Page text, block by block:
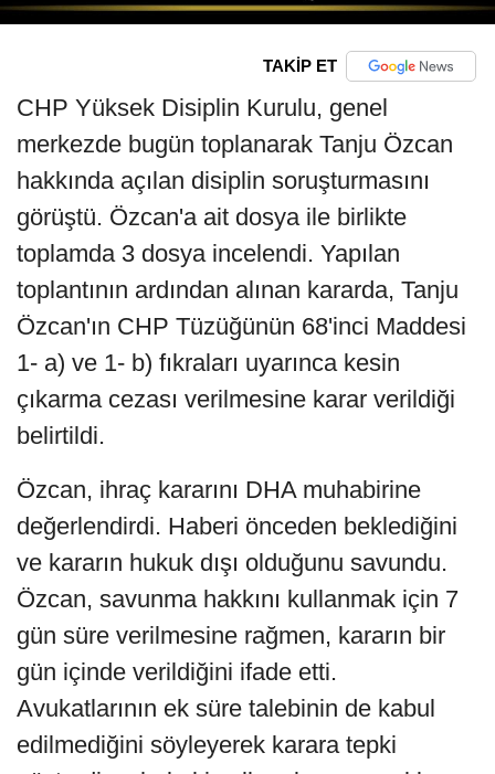
TAKİP ET
CHP Yüksek Disiplin Kurulu, genel
merkezde bugün toplanarak Tanju Özcan
hakkında açılan disiplin soruşturmasını
görüştü. Özcan'a ait dosya ile birlikte
toplamda 3 dosya incelendi. Yapılan
toplantının ardından alınan kararda, Tanju
Özcan'ın CHP Tüzüğünün 68'inci Maddesi
1- a) ve 1- b) fıkraları uyarınca kesin
çıkarma cezası verilmesine karar verildiği
belirtildi.
Özcan, ihraç kararını DHA muhabirine
değerlendirdi. Haberi önceden beklediğini
ve kararın hukuk dışı olduğunu savundu.
Özcan, savunma hakkını kullanmak için 7
gün süre verilmesine rağmen, kararın bir
gün içinde verildiğini ifade etti.
Avukatlarının ek süre talebinin de kabul
edilmediğini söyleyerek karara tepki